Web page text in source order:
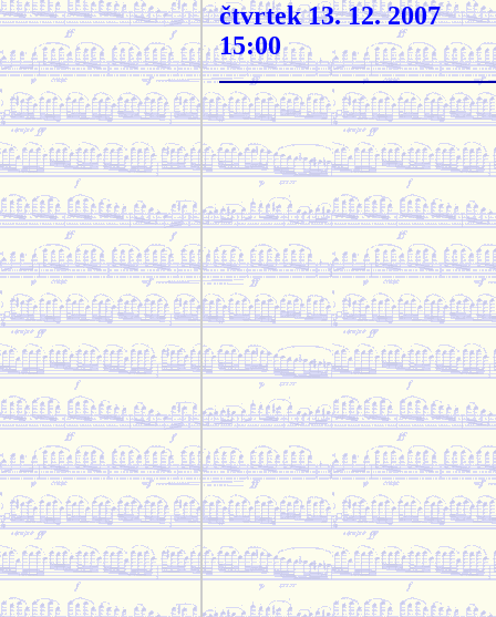
čtvrtek 13. 12. 2007
15:00